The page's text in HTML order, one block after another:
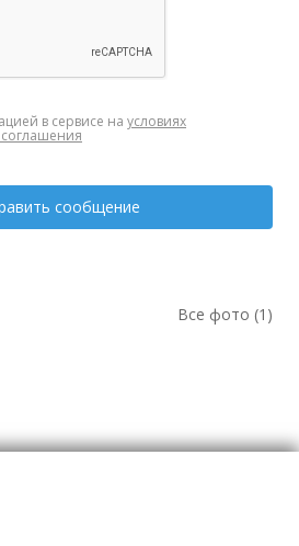
в сервисе на условиях
соглашения
сообщение
Все фото (1)